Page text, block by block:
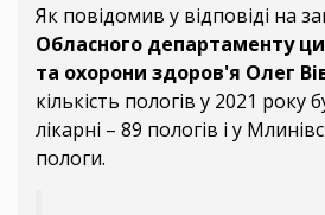
Як повідомив у відповіді на
Обласного департаменту
та охорони здоров'я Олег
кількість пологів у 2021 року
лікарні – 89 пологів і у
пологи.